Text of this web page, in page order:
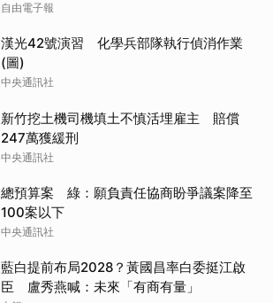
自由電子報
漢光42號演習 化學兵部隊執行偵消作業
(圖)
中央通訊社
新竹挖土機司機填土不慎活埋雇主 賠償
247萬獲緩刑
中央通訊社
總預算案 綠：願負責任協商盼爭議案降至
100案以下
中央通訊社
藍白提前布局2028？黃國昌率白委挺江啟
臣 盧秀燕喊：未來「有商有量」